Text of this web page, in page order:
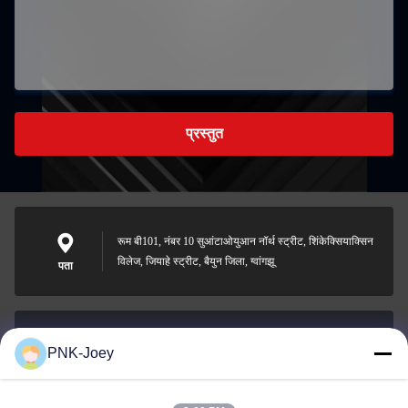
प्रस्तुत
पता
रूम बी101, नंबर 10 सुआंटाओयुआन नॉर्थ स्ट्रीट, शिंकेक्सियाक्सिन
विलेज, जियाहे स्ट्रीट, बैयुन जिला, ग्वांगझू
PNK-Joey